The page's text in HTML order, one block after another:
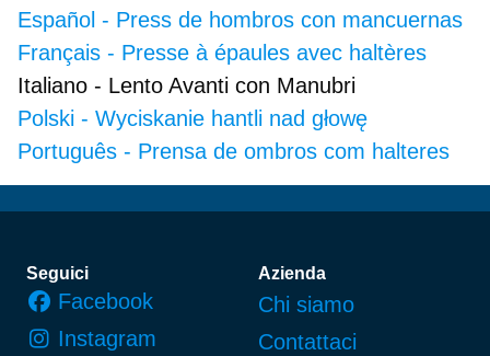
Español - Press de hombros con mancuernas
Français - Presse à épaules avec haltères
Italiano - Lento Avanti con Manubri
Polski - Wyciskanie hantli nad głowę
Português - Prensa de ombros com halteres
Piè di pagina
Seguici
Facebook
Instagram
Azienda
Chi siamo
Contattaci